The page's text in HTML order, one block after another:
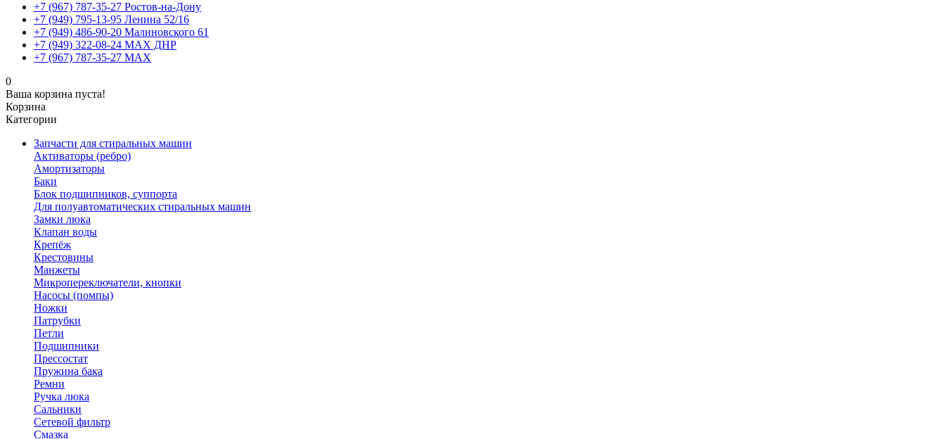
+7 (967) 787-35-27 Ростов-на-Дону
+7 (949) 795-13-95 Ленина 52/16
+7 (949) 486-90-20 Малиновского 61
+7 (949) 322-08-24 MAX ДНР
+7 (967) 787-35-27 MAX
0
Ваша корзина пуста!
Корзина
Категории
Запчасти для стиральных машин
Активаторы (ребро)
Амортизаторы
Баки
Блок подшипников, суппорта
Для полуавтоматических стиральных машин
Замки люка
Клапан воды
Крепёж
Крестовины
Манжеты
Микропереключатели, кнопки
Насосы (помпы)
Ножки
Патрубки
Петли
Подшипники
Прессостат
Пружина бака
Ремни
Ручка люка
Сальники
Сетевой фильтр
Смазка